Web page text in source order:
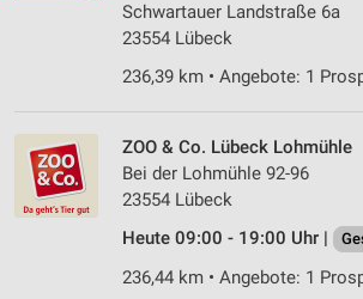
Schwartauer Landstraße 6a
23554 Lübeck
236,39 km • Angebote: 1
ZOO & Co. Lübeck Lohmühle
Bei der Lohmühle 92-96
23554 Lübeck
Heute 09:00 - 19:00 Uhr |
236,44 km • Angebote: 1